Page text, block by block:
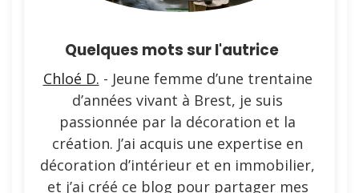
Quelques mots sur l'autrice
Chloé D. - Jeune femme d’une trentaine
d’années vivant à Brest, je suis
passionnée par la décoration et la
création. J’ai acquis une expertise en
décoration d’intérieur et en immobilier,
et j’ai créé ce blog pour partager mes